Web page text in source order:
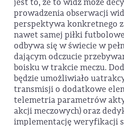
jest to, że to widz może
prowadzenia obserwacji
perspektywa konkretnego
nawet samej piłki
odbywa się w świecie w
dającym odczucie
boisku w trakcie meczu.
będzie umożliwiało
transmisji o dodatkowe
telemetria parametrów
akcji meczowych) oraz
implementację weryfikacji